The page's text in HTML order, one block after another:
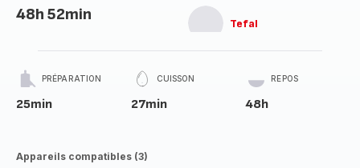
48h 52min Tefal
PRÉPARATION
25min
CUISSON
27min
REPOS
48h
Appareils compatibles (3)